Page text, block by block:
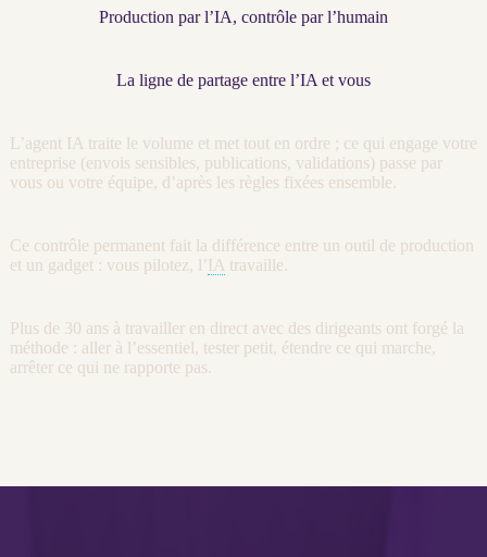
Production par l’IA, contrôle par l’humain
La ligne de partage entre l’IA et vous
L’agent IA traite le volume et met tout en ordre ; ce qui engage votre
entreprise (envois sensibles, publications, validations) passe par
vous ou votre équipe, d’après les règles fixées ensemble.
Ce contrôle permanent fait la différence entre un outil de production
et un gadget : vous pilotez, l’IA travaille.
Plus de 30 ans à travailler en direct avec des dirigeants ont forgé la
méthode : aller à l’essentiel, tester petit, étendre ce qui marche,
arrêter ce qui ne rapporte pas.